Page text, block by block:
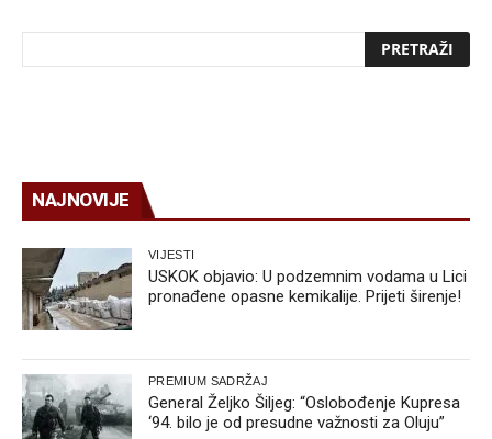
NAJNOVIJE
VIJESTI
USKOK objavio: U podzemnim vodama u Lici
pronađene opasne kemikalije. Prijeti širenje!
PREMIUM SADRŽAJ
General Željko Šiljeg: “Oslobođenje Kupresa
‘94. bilo je od presudne važnosti za Oluju”